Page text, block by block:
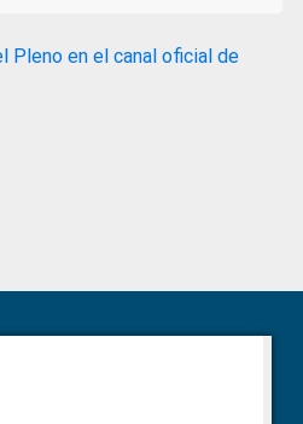
Pleno en el canal oficial de